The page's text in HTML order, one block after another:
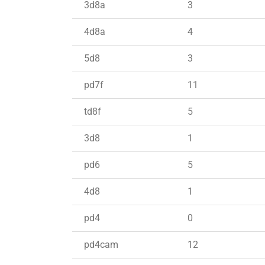
3d8a 3
4d8a 4
5d8 3
pd7f 11
td8f 5
3d8 1
pd6 5
4d8 1
pd4 0
pd4cam 12